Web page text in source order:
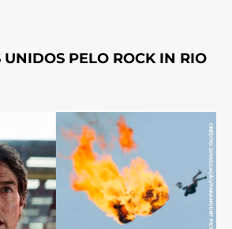
UNIDOS PELO ROCK IN RIO